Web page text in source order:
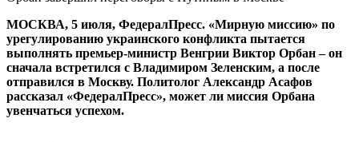
МОСКВА, 5 июля, ФедералПресс. «Мирную миссию» по
урегулированию украинского конфликта пытается
выполнять премьер-министр Венгрии Виктор Орбан – он
сначала встретился с Владимиром Зеленским, а после
отправился в Москву. Политолог Александр Асафов
рассказал «ФедералПресс», может ли миссия Орбана
увенчаться успехом.